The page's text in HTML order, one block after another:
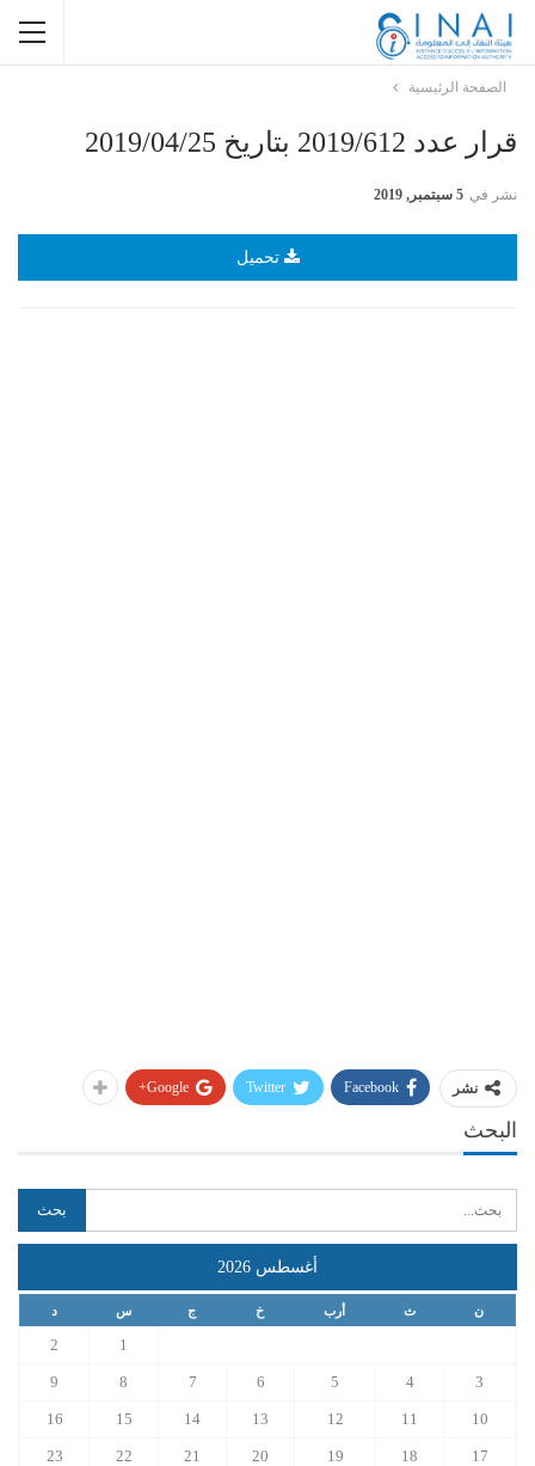
الصفحة الرئيسية
قرار عدد 2019/612 بتاريخ 2019/04/25
نشر في 5 سبتمبر, 2019
تحميل
نشر Facebook
Twitter
Google+
البحث
أغسطس 2026
ن ث أرب خ ج س د
1
2
3
4
5
6
7
8
9
10
11
12
13
14
15
16
17
18
19
20
21
22
23